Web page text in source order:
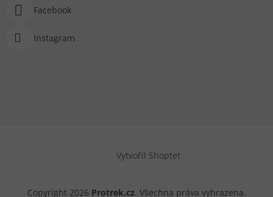
Facebook
Instagram
Vytvořil Shoptet
Copyright 2026 Protrek.cz. Všechna práva vyhrazena.